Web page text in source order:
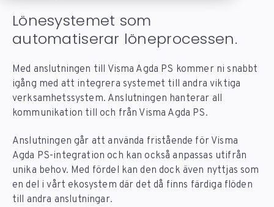
Lönesystemet som
automatiserar löneprocessen.
Med anslutningen till Visma Agda PS kommer ni snabbt
igång med att integrera systemet till andra viktiga
verksamhetssystem. Anslutningen hanterar all
kommunikation till och från Visma Agda PS.
Anslutningen går att använda fristående för Visma
Agda PS-integration och kan också anpassas utifrån
unika behov. Med fördel kan den dock även nyttjas som
en del i vårt ekosystem där det då finns färdiga flöden
till andra anslutningar.